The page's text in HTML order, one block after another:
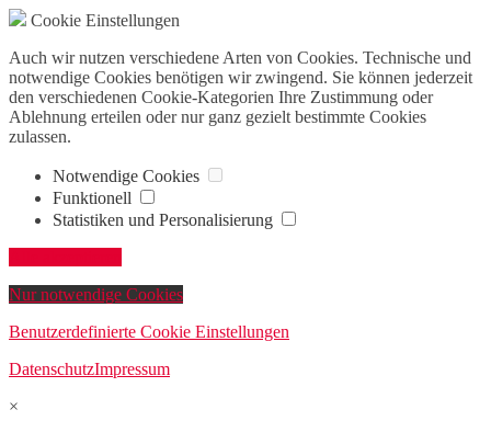
Cookie Einstellungen
Auch wir nutzen verschiedene Arten von Cookies. Technische und
notwendige Cookies benötigen wir zwingend. Sie können jederzeit
den verschiedenen Cookie-Kategorien Ihre Zustimmung oder
Ablehnung erteilen oder nur ganz gezielt bestimmte Cookies
zulassen.
Notwendige Cookies
Funktionell
Statistiken und Personalisierung
Nur notwendige Cookies
Benutzerdefinierte Cookie Einstellungen
DatenschutzImpressum
×